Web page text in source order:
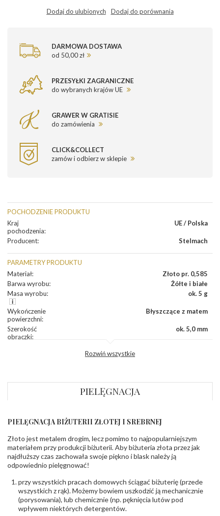
Dodaj do ulubionych Dodaj do porównania
DARMOWA DOSTAWA
od 50,00 zł
PRZESYŁKI ZAGRANICZNE
do wybranych krajów UE
GRAWER W GRATISIE
do zamówienia
CLICK&COLLECT
zamów i odbierz w sklepie
POCHODZENIE PRODUKTU
Kraj
pochodzenia:
UE / Polska
Producent: Stelmach
PARAMETRY PRODUKTU
Materiał:
Złoto pr. 0,585
Barwa wyrobu:
Żółte i białe
Masa wyrobu: ok. 5 g
Wykończenie
powierzchni:
Błyszczące z matem
Szerokość
obrączki:
ok. 5,0 mm
INNE PARAMETRY
Producent
odpowiedzialny:
PZ Stelmach Sp. z o.o. ul. Północna 22 45-805
Opole; NIP 7542889545; Tel. +48 77 54 90 100;
biuro@stelmach.pl
Bezpieczeństwo
ostrzeżenia:
Nie nadaje się dla dzieci w wieku poniżej 3 lat
zawierają nikiel
Rozwiń wszystkie
PIELĘGNACJA
PIELĘGNACJA BIŻUTERII ZŁOTEJ I SREBRNEJ
Złoto jest metalem drogim, lecz pomimo to najpopularniejszym
materiałem przy produkcji biżuterii. Aby biżuteria złota przez jak
najdłuższy czas zachowała swoje piękno i blask należy ją
odpowiednio pielęgnować!
przy wszystkich pracach domowych ściągać biżuterię (przede
wszystkich z rąk). Możemy bowiem uszkodzić ją mechanicznie
(porysowania), lub chemicznie (np. pęknięcia lutów pod
wpływem niektórych detergentów.